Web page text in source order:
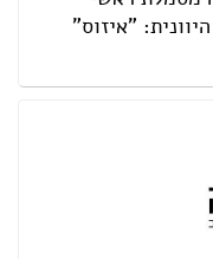
"איזוס"